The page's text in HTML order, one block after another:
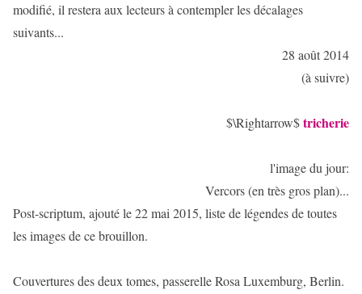
modifié, il restera aux lecteurs à contempler les décalages
suivants...
28 août 2014
(à suivre)
$\Rightarrow$tricherie
l'image du jour:
Vercors (en très gros plan)...
Post-scriptum, ajouté le 22 mai 2015, liste de légendes de toutes
les images de ce brouillon.
Couvertures des deux tomes, passerelle Rosa Luxemburg, Berlin.